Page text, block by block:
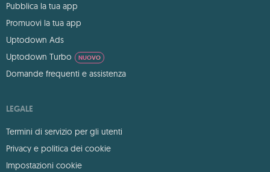
Pubblica la tua app
Promuovi la tua app
Uptodown Ads
Uptodown Turbo
NUOVO
Domande frequenti e assistenza
LEGALE
Termini di servizio per gli utenti
Privacy e politica dei cookie
Impostazioni cookie